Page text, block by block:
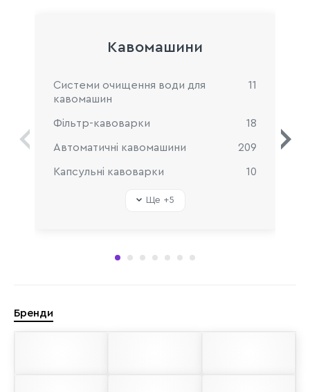
Кавомашини
Системи очищення води для
кавомашин
11
Фільтр-кавоварки 18
Автоматичні кавомашини 209
Капсульні кавоварки 10
Ще +5
Бренди